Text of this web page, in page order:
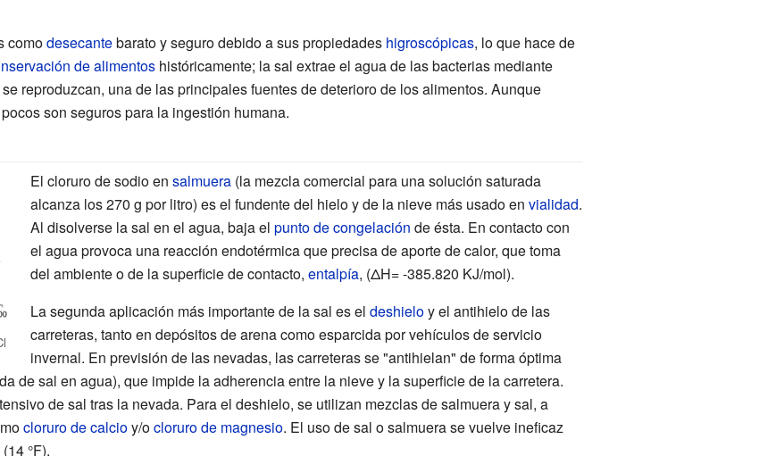
comodesecantebarato y seguro debido a sus propiedades higroscópicas, lo que hace de
de alimentoshistóricamente; la sal extrae el agua de las bacterias mediante
reproduzcan, una de las principales fuentes de deterioro de los alimentos. Aunque
son seguros para la ingestión humana.
El cloruro de sodio en salmuera(la mezcla comercial para una solución saturada
alcanza los 270 g por litro) es el fundente del hielo y de la nieve más usado en vialidad.
Al disolverse la sal en el agua, baja el punto de congelación de ésta. En contacto con
el agua provoca una reacción endotérmica que precisa de aporte de calor, que toma
del ambiente o de la superficie de contacto, entalpía, (ΔH= -385.820 KJ/mol).
La segunda aplicación más importante de la sal es el deshieloy el antihielo de las
carreteras, tanto en depósitos de arena como esparcida por vehículos de servicio
invernal. En previsión de las nevadas, las carreteras se "antihielan" de forma óptima
de sal en agua), que impide la adherencia entre la nieve y la superficie de la carretera.
de sal tras la nevada. Para el deshielo, se utilizan mezclas de salmuera y sal, a
cloruro de calcioy/ocloruro de magnesio. El uso de sal o salmuera se vuelve ineficaz
°F).